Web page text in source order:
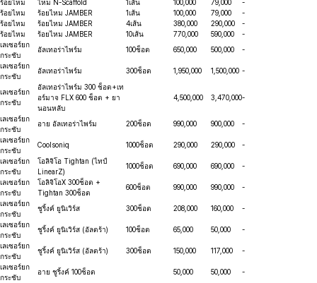
ร้อยไหม ไหม N-Scaffold 1เส้น 100,000 79,000
-
ร้อยไหม
ร้อยไหม JAMBER 1เส้น 100,000 79,000
-
ร้อยไหม
ร้อยไหม JAMBER 4เส้น 380,000 290,000
-
ร้อยไหม
ร้อยไหม JAMBER 10เส้น 770,000 590,000
-
เลเซอร์ยก
กระชับ
อัลเทอร่าไพร์ม 100ช็อต 650,000 500,000 -
เลเซอร์ยก
กระชับ
อัลเทอร่าไพร์ม 300ช็อต 1,950,000 1,500,000 -
เลเซอร์ยก
กระชับ
อัลเทอร่าไพร์ม 300 ช็อต+เท
อร์มาจ FLX 600 ช็อต + ยา
นอนหลับ
4,500,000 3,470,000-
เลเซอร์ยก
กระชับ
อาย อัลเทอร่าไพร์ม 200ช็อต 990,000 900,000 -
เลเซอร์ยก
กระชับ
Coolsoniq 1000ช็อต 290,000 290,000 -
เลเซอร์ยก
กระชับ
โอลิจิโอ Tightan (ไทป์
LinearZ)
1000ช็อต 690,000 690,000 -
เลเซอร์ยก
กระชับ
โอลิจิโอX 300ช็อต +
Tightan 300ช็อต
600ช็อต 990,000 990,000 -
เลเซอร์ยก
กระชับ
ชูริ้งค์ ยูนิเวิร์ส 300ช็อต 208,000 160,000 -
เลเซอร์ยก
กระชับ
ชูริ้งค์ ยูนิเวิร์ส (อัลตร้า) 100ช็อต 65,000 50,000 -
เลเซอร์ยก
กระชับ
ชูริ้งค์ ยูนิเวิร์ส (อัลตร้า) 300ช็อต 150,000 117,000 -
เลเซอร์ยก
กระชับ
อาย ชูริ้งค์ 100ช็อต 50,000 50,000 -